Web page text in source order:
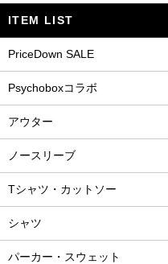
ITEM LIST
PriceDown SALE
Psychoboxコラボ
アウター
ノースリーブ
Tシャツ・カットソー
シャツ
パーカー・スウェット